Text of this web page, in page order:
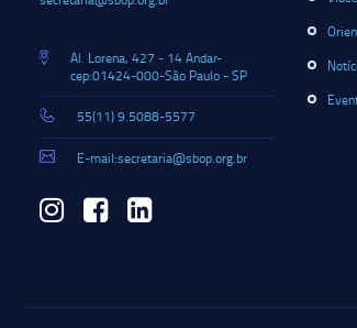
Al. Lorena, 427 - 14 Andar-
cep:01424-000-São Paulo - SP
55(11) 9.5088-5577
E-mail:secretaria@sbop.org.br